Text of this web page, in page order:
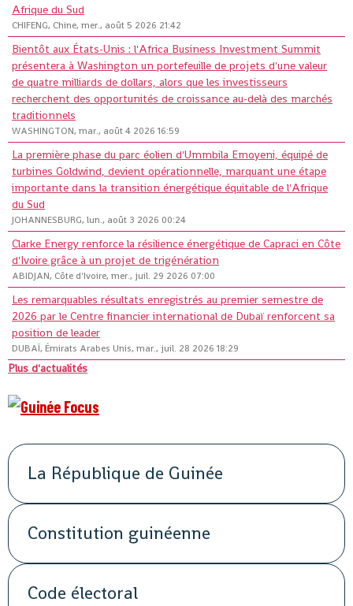
Afrique du Sud
CHIFENG, Chine, mer., août 5 2026 21:42
Bientôt aux États-Unis : l'Africa Business Investment Summit
présentera à Washington un portefeuille de projets d'une valeur
de quatre milliards de dollars, alors que les investisseurs
recherchent des opportunités de croissance au-delà des marchés
traditionnels
WASHINGTON, mar., août 4 2026 16:59
La première phase du parc éolien d'Ummbila Emoyeni, équipé de
turbines Goldwind, devient opérationnelle, marquant une étape
importante dans la transition énergétique équitable de l'Afrique
du Sud
JOHANNESBURG, lun., août 3 2026 00:24
Clarke Energy renforce la résilience énergétique de Capraci en Côte
d'Ivoire grâce à un projet de trigénération
ABIDJAN, Côte d'Ivoire, mer., juil. 29 2026 07:00
Les remarquables résultats enregistrés au premier semestre de
2026 par le Centre financier international de Dubaï renforcent sa
position de leader
DUBAÏ, Émirats Arabes Unis, mar., juil. 28 2026 18:29
Plus d'actualités
La République de Guinée
Constitution guinéenne
Code électoral